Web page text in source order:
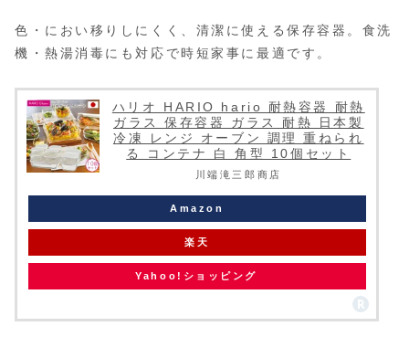
色・におい移りしにくく、清潔に使える保存容器。食洗
機・熱湯消毒にも対応で時短家事に最適です。
ハリオ HARIO hario 耐熱容器 耐熱
ガラス 保存容器 ガラス 耐熱 日本製
冷凍 レンジ オーブン 調理 重ねられ
る コンテナ 白 角型 10個セット
川端滝三郎商店
Amazon
楽天
Yahoo!ショッピング